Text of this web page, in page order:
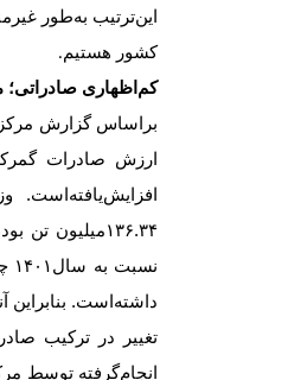
این‌ترتیب به‌‌‌‌‌طور
کشور هستیم .
کم‌‌‌‌‌اظهاری صادراتی؛
براساس گزارش
تغییر در ترکیب
انجام‌گرفته توسط